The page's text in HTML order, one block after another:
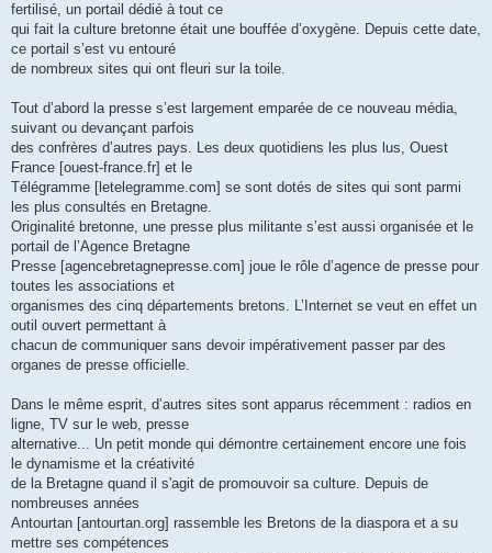
fertilisé, un portail dédié à tout ce
qui fait la culture bretonne était une bouffée d’oxygène. Depuis cette date,
ce portail s’est vu entouré
de nombreux sites qui ont fleuri sur la toile.
Tout d’abord la presse s’est largement emparée de ce nouveau média,
suivant ou devançant parfois
des confrères d’autres pays. Les deux quotidiens les plus lus, Ouest
France [ouest-france.fr] et le
Télégramme [letelegramme.com] se sont dotés de sites qui sont parmi
les plus consultés en Bretagne.
Originalité bretonne, une presse plus militante s’est aussi organisée et le
portail de l’Agence Bretagne
Presse [agencebretagnepresse.com] joue le rôle d’agence de presse pour
toutes les associations et
organismes des cinq départements bretons. L’Internet se veut en effet un
outil ouvert permettant à
chacun de communiquer sans devoir impérativement passer par des
organes de presse officielle.
Dans le même esprit, d’autres sites sont apparus récemment : radios en
ligne, TV sur le web, presse
alternative... Un petit monde qui démontre certainement encore une fois
le dynamisme et la créativité
de la Bretagne quand il s'agit de promouvoir sa culture. Depuis de
nombreuses années
Antourtan [antourtan.org] rassemble les Bretons de la diaspora et a su
mettre ses compétences